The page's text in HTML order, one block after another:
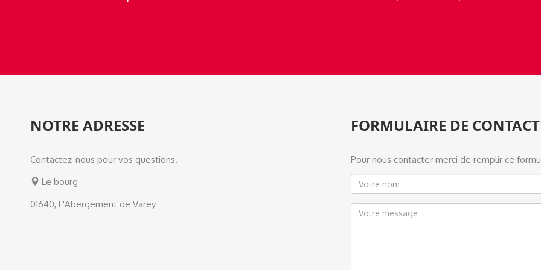
NOTRE ADRESSE
Contactez-nous pour vos questions.
Le bourg
01640, L'Abergement de Varey
FORMULAIRE DE CONTACT
Pour nous contacter merci de remplir ce